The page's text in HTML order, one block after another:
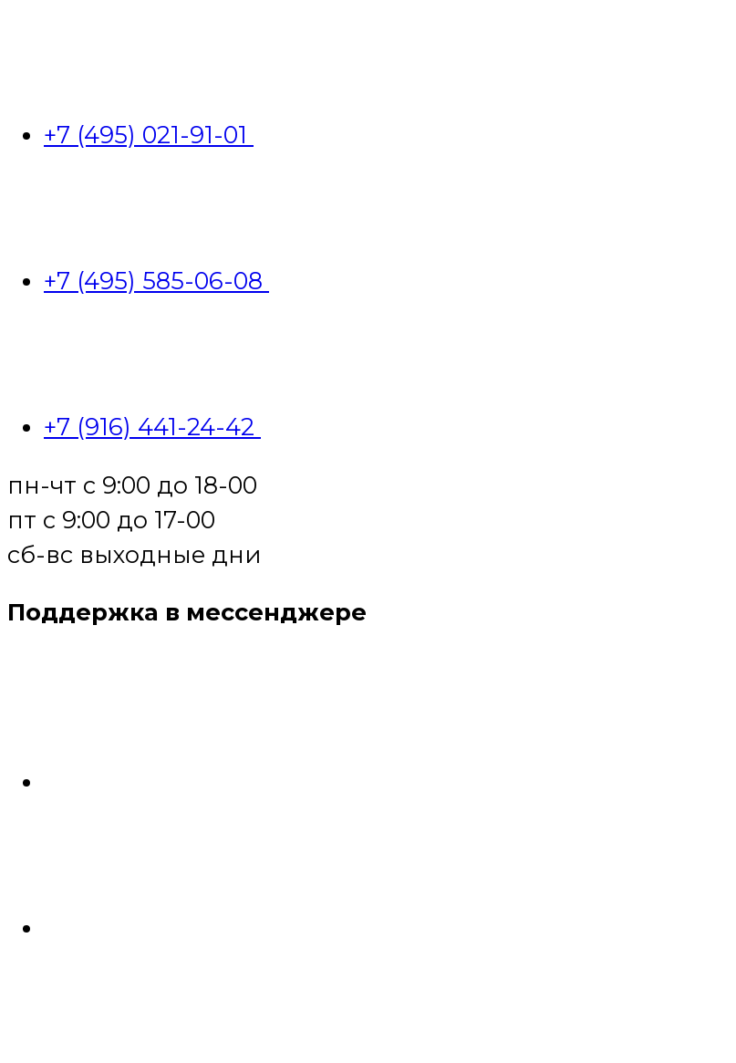
+7 (495) 021-91-01
+7 (495) 585-06-08
+7 (916) 441-24-42
пн-чт с 9:00 до 18-00
пт с 9:00 до 17-00
сб-вс выходные дни
Поддержка в мессенджере